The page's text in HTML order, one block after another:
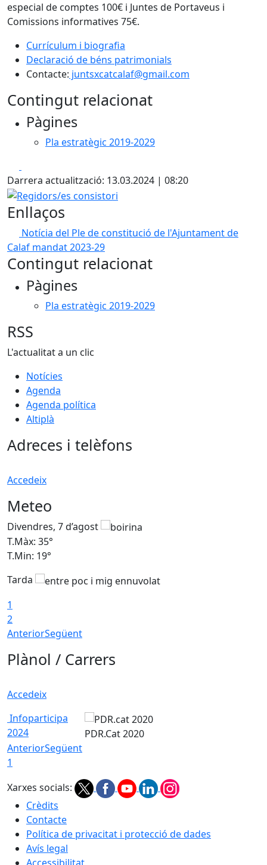
especial de comptes 100€ i Juntes de Portaveus i
Comissions informatives 75€.
Currículum i biografia
Declaració de béns patrimonials
Contacte: juntsxcatcalaf@gmail.com
Contingut relacionat
Pàgines
Pla estratègic 2019-2029
Darrera actualització: 13.03.2024 | 08:20
Regidors/es consistori
Enllaços
Notícia del Ple de constitució de l'Ajuntament de
Calaf mandat 2023-29
Contingut relacionat
Pàgines
Pla estratègic 2019-2029
RSS
L'actualitat a un clic
Notícies
Agenda
Agenda política
Altiplà
Adreces i telèfons
Accedeix
Meteo
Divendres, 7 d’agost
T.Màx: 35°
T.Min: 19°
Tarda
1
2
AnteriorSegüent
Plànol / Carrers
Accedeix
Infoparticipa
2024
PDR.Cat 2020
AnteriorSegüent
1
Xarxes socials:
Crèdits
Contacte
Política de privacitat i protecció de dades
Avís legal